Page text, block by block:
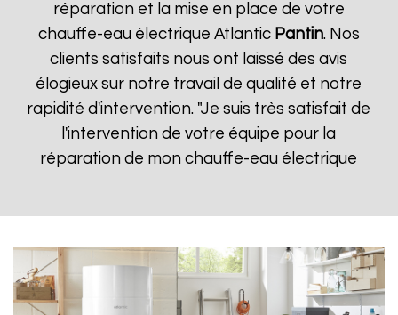
réparation et la mise en place de votre
chauffe-eau électrique Atlantic Pantin. Nos
clients satisfaits nous ont laissé des avis
élogieux sur notre travail de qualité et notre
rapidité d'intervention. "Je suis très satisfait de
l'intervention de votre équipe pour la
réparation de mon chauffe-eau électrique